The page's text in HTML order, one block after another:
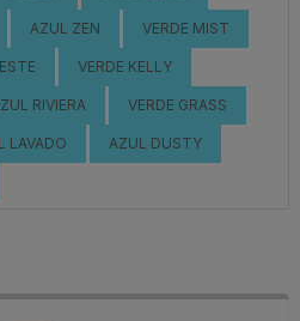
AZUL ZEN VERDE MIST
VERDE KELLY
RIVIERA VERDE GRASS
LAVADO AZUL DUSTY